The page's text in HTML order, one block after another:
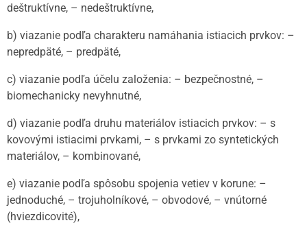
deštruktívne, – nedeštruktívne,
b) viazanie podľa charakteru namáhania istiacich prvkov: –
nepredpäté, – predpäté,
c) viazanie podľa účelu založenia: – bezpečnostné, –
biomechanicky nevyhnutné,
d) viazanie podľa druhu materiálov istiacich prvkov: – s
kovovými istiacimi prvkami, – s prvkami zo syntetických
materiálov, – kombinované,
e) viazanie podľa spôsobu spojenia vetiev v korune: –
jednoduché, – trojuholníkové, – obvodové, – vnútorné
(hviezdicovité),